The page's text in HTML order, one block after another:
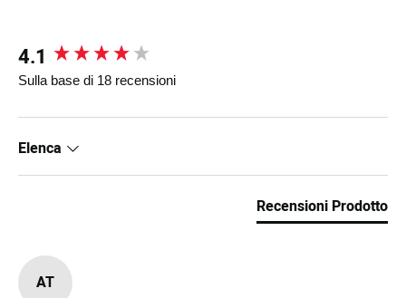
4.1
Sulla base di 18 recensioni
Elenca
Recensioni Prodotto
AT
New content loaded